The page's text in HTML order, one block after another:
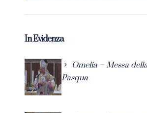
In Evidenza
Omelia – Messa
Pasqua